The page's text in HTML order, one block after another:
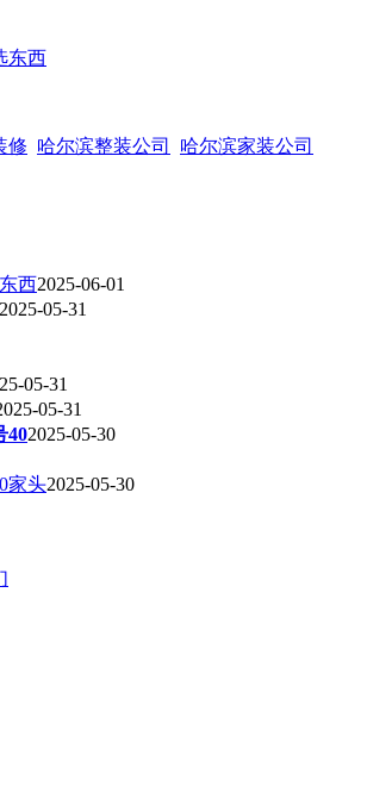
东西
修 哈尔滨整装公司 哈尔滨家装公司
西2025-06-01
2025-05-31
05-31
05-31
402025-05-30
家头2025-05-30